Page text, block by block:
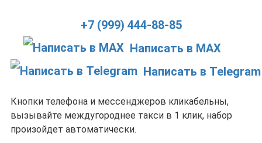
+7 (999) 444-88-85
Написать в MAX
Написать в Telegram
Кнопки телефона и мессенджеров кликабельны,
вызывайте междугороднее такси в 1 клик, набор
произойдет автоматически.